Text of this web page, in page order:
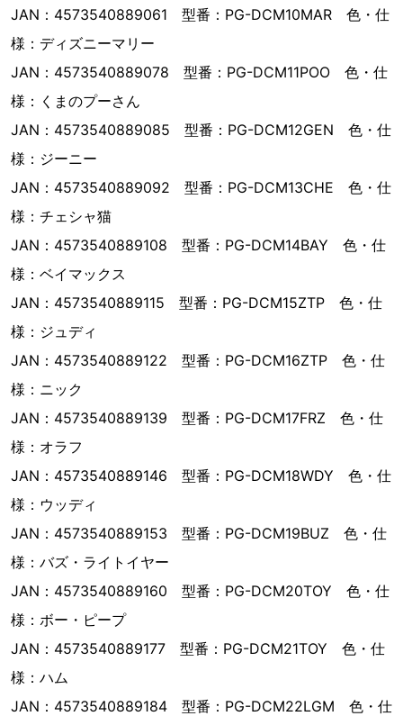
JAN：4573540889061 型番：PG-DCM10MAR 色・仕
様：ディズニーマリー
JAN：4573540889078 型番：PG-DCM11POO 色・仕
様：くまのプーさん
JAN：4573540889085 型番：PG-DCM12GEN 色・仕
様：ジーニー
JAN：4573540889092 型番：PG-DCM13CHE 色・仕
様：チェシャ猫
JAN：4573540889108 型番：PG-DCM14BAY 色・仕
様：ベイマックス
JAN：4573540889115 型番：PG-DCM15ZTP 色・仕
様：ジュディ
JAN：4573540889122 型番：PG-DCM16ZTP 色・仕
様：ニック
JAN：4573540889139 型番：PG-DCM17FRZ 色・仕
様：オラフ
JAN：4573540889146 型番：PG-DCM18WDY 色・仕
様：ウッディ
JAN：4573540889153 型番：PG-DCM19BUZ 色・仕
様：バズ・ライトイヤー
JAN：4573540889160 型番：PG-DCM20TOY 色・仕
様：ボー・ピープ
JAN：4573540889177 型番：PG-DCM21TOY 色・仕
様：ハム
JAN：4573540889184 型番：PG-DCM22LGM 色・仕